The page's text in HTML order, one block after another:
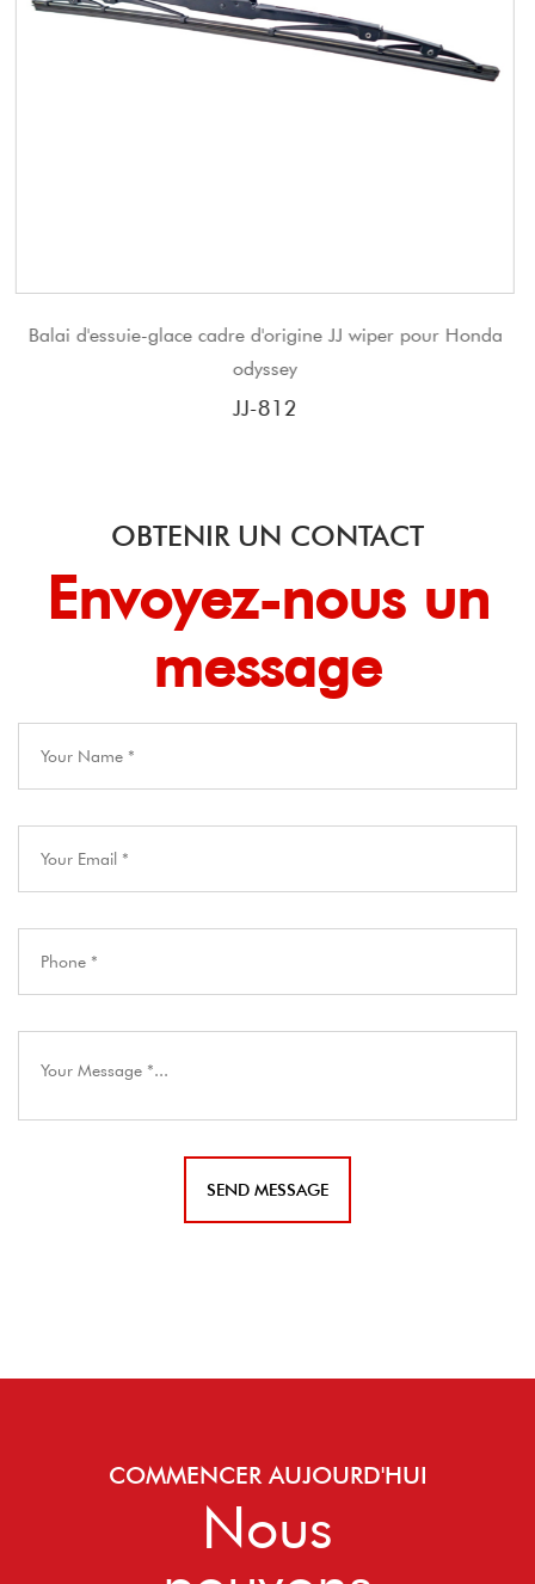
wiper pour Honda
Lame en acier inoxydable d'essuie-
JINJIAN Weatherbeater pour des
OBTENIR UN CONTACT
Envoyez-nous un
message
COMMENCER AUJOURD'HUI
Nous